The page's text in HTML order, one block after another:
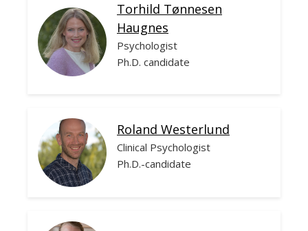
Torhild Tønnesen
Haugnes
Psychologist
Ph.D. candidate
Roland Westerlund
Clinical Psychologist
Ph.D.-candidate